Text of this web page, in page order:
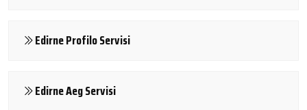
Edirne Profilo Servisi
Edirne Aeg Servisi